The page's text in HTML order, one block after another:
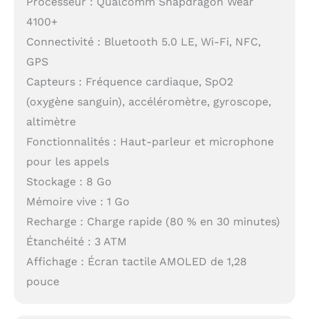
4100+
Connectivité : Bluetooth 5.0 LE, Wi-Fi, NFC,
GPS
Capteurs : Fréquence cardiaque, SpO2
(oxygène sanguin), accéléromètre, gyroscope,
altimètre
Fonctionnalités : Haut-parleur et microphone
pour les appels
Stockage : 8 Go
Mémoire vive : 1 Go
Recharge : Charge rapide (80 % en 30 minutes)
Étanchéité : 3 ATM
Affichage : Écran tactile AMOLED de 1,28
pouce